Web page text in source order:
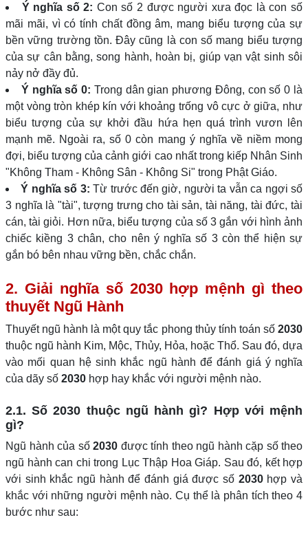
Ý nghĩa số 2: Con số 2 được người xưa đọc là con số
mãi mãi, vì có tính chất đồng âm, mang biểu tượng của sự
bền vững trường tồn. Đây cũng là con số mang biểu tượng
của sự cân bằng, song hành, hoàn bị, giúp vạn vật sinh sôi
nảy nở đầy đủ.
Ý nghĩa số 0: Trong dân gian phương Đông, con số 0 là
một vòng tròn khép kín với khoảng trống vô cực ở giữa, như
biểu tượng của sự khởi đầu hứa hẹn quá trình vươn lên
mạnh mẽ. Ngoài ra, số 0 còn mang ý nghĩa về niềm mong
đợi, biểu tượng của cảnh giới cao nhất trong kiếp Nhân Sinh
"Không Tham - Không Sân - Không Si" trong Phật Giáo.
Ý nghĩa số 3: Từ trước đến giờ, người ta vẫn ca ngợi số
3 nghĩa là "tài", tượng trưng cho tài sản, tài năng, tài đức, tài
cán, tài giỏi. Hơn nữa, biểu tượng của số 3 gắn với hình ảnh
chiếc kiềng 3 chân, cho nên ý nghĩa số 3 còn thể hiện sự
gắn bó bên nhau vững bền, chắc chắn.
2. Giải nghĩa số 2030 hợp mệnh gì theo
thuyết Ngũ Hành
Thuyết ngũ hành là một quy tắc phong thủy tính toán số 2030
thuộc ngũ hành Kim, Mộc, Thủy, Hỏa, hoặc Thổ. Sau đó, dựa
vào mối quan hệ sinh khắc ngũ hành để đánh giá ý nghĩa
của dãy số 2030 hợp hay khắc với người mệnh nào.
2.1. Số 2030 thuộc ngũ hành gì? Hợp với mệnh
gì?
Ngũ hành của số 2030 được tính theo ngũ hành cặp số theo
ngũ hành can chi trong Lục Thập Hoa Giáp. Sau đó, kết hợp
với sinh khắc ngũ hành để đánh giá được số 2030hợp và
khắc với những người mệnh nào. Cụ thể là phân tích theo 4
bước như sau: